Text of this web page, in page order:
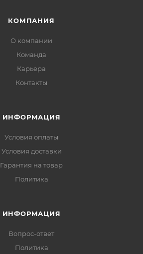
КОМПАНИЯ
О компании
Команда
Карьера
Контакты
ИНФОРМАЦИЯ
Условия оплаты
Условия доставки
Гарантия на товар
Политика
ИНФОРМАЦИЯ
Вопрос-ответ
Политика